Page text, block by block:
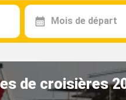
Mois de départ
de croisières